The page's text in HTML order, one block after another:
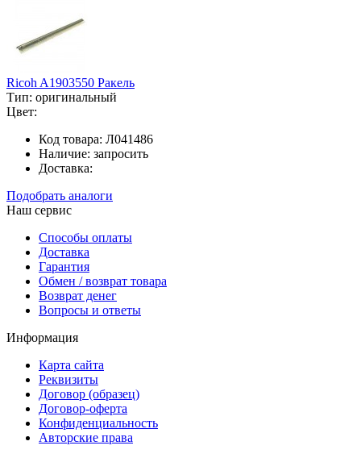
Ricoh A1903550 Ракель
Тип: оригинальный
Цвет:
Код товара: Л041486
Наличие: запросить
Доставка:
Подобрать аналоги
Наш сервис
Способы оплаты
Доставка
Гарантия
Обмен / возврат товара
Возврат денег
Вопросы и ответы
Информация
Карта сайта
Реквизиты
Договор (образец)
Договор-оферта
Конфиденциальность
Авторские права